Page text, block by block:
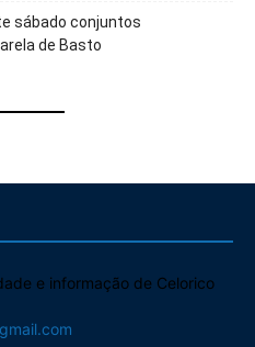
sábado conjuntos
de Basto
e informação de Celorico